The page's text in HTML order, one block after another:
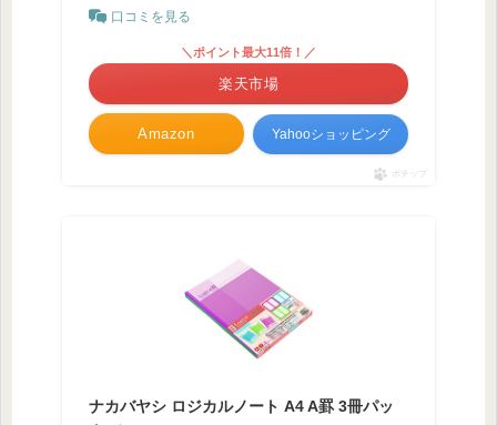
口コミを見る
Amazon
＼ポイント最大11倍！／
楽天市場
Yahooショッピング
ポチップ
ナカバヤシ ロジカルノート A4 A罫 3冊パッ